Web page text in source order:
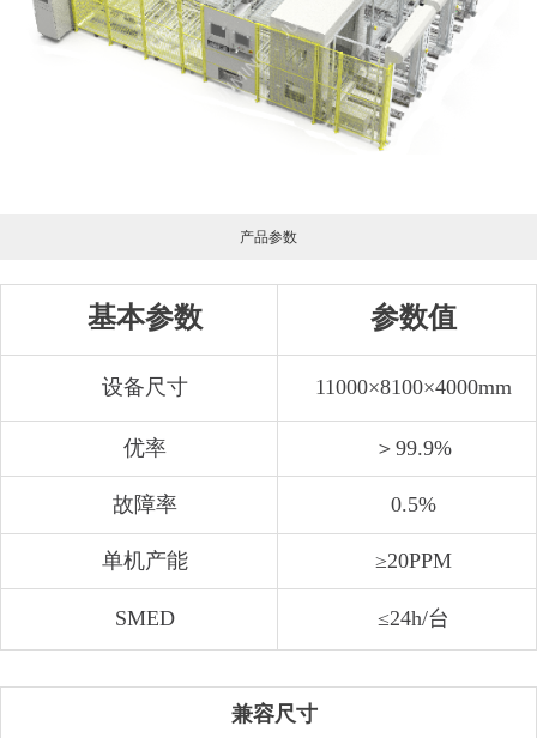
产品参数
基本参数 参数值
设备尺寸 11000×8100×4000mm
优率 ＞99.9%
故障率 0.5%
单机产能 ≥20PPM
SMED ≤24h/台
兼容尺寸